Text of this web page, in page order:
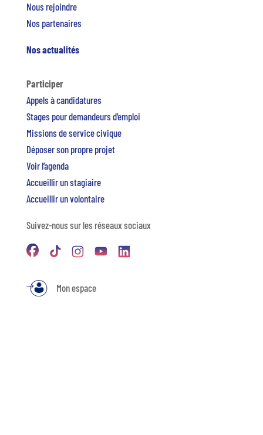
Nous rejoindre
Nos partenaires
Nos actualités
Participer
Appels à candidatures
Stages pour demandeurs d’emploi
Missions de service civique
Déposer son propre projet
Voir l’agenda
Accueillir un stagiaire
Accueillir un volontaire
Suivez-nous sur les réseaux sociaux
Mon espace